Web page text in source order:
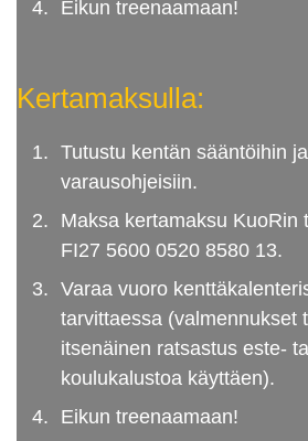
Eikun treenaamaan!
Kertamaksulla:
Tutustu kentän sääntöihin ja
varausohjeisiin.
Maksa kertamaksu KuoRin
FI27 5600 0520 8580 13.
Varaa vuoro
tarvittaessa (valmennukset
itsenäinen ratsastus este-
koulukalustoa käyttäen).
Eikun treenaamaan!